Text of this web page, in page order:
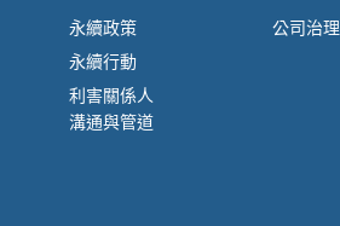
永續政策
永續行動
利害關係人
溝通與管道
公司治理